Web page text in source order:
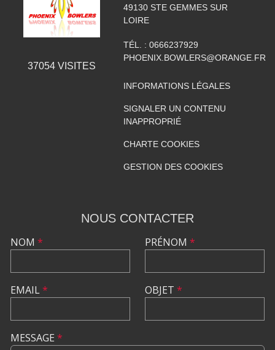
37054VISITES
49130 STE GEMMES SUR
LOIRE
TÉL. : 0666237929
PHOENIX.BOWLERS@ORANGE.FR
INFORMATIONS LÉGALES
SIGNALER UN CONTENU
INAPPROPRIÉ
CHARTE COOKIES
GESTION DES COOKIES
NOUS CONTACTER
NOM *
EMAIL*
PRÉNOM *
OBJET *
MESSAGE *